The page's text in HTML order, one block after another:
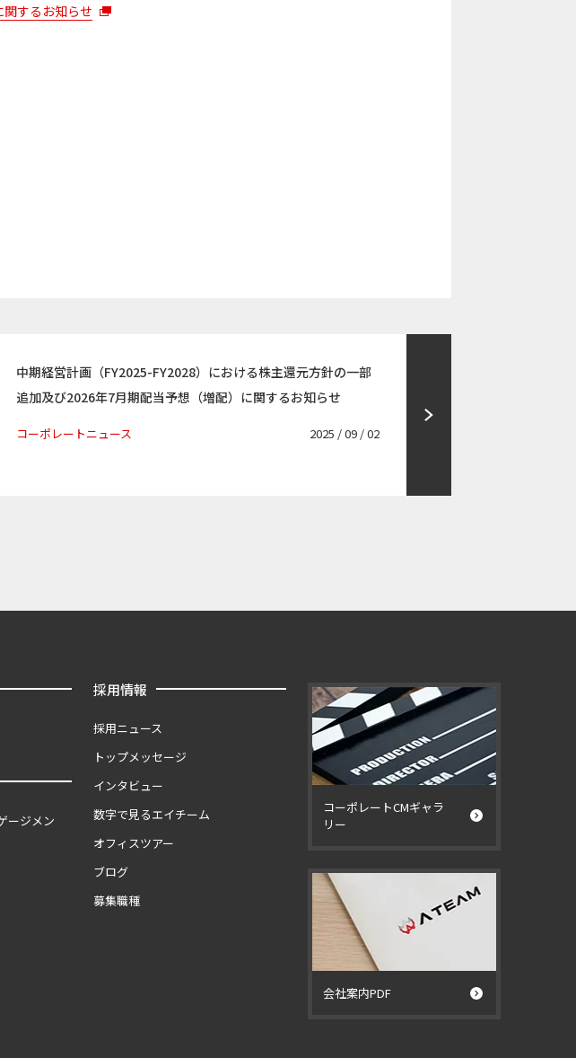
するお知らせ
中期経営計画（FY2025-FY2028）における株主還元方針の一部
追加及び2026年7月期配当予想（増配）に関するお知らせ
コーポレートニュース 2025 / 09 / 02
ージメン
採用情報
採用ニュース
トップメッセージ
インタビュー
数字で見るエイチーム
オフィスツアー
ブログ
募集職種
コーポレートCMギャラ
リー
会社案内PDF